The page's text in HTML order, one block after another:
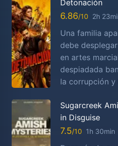
Detonación
6.86 2h
Una familia
debe
en artes
despiadada
la corrupción y
Sugarcreek
in Disguise
7.5 1h 30min